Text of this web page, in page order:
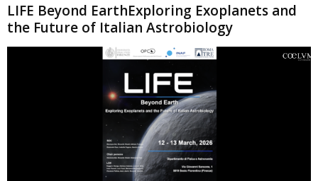
LIFE Beyond EarthExploring Exoplanets and
the Future of Italian Astrobiology